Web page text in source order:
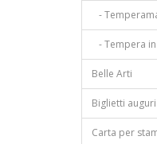
-
- Tempera
Belle Arti
Biglietti auguri
Carta per